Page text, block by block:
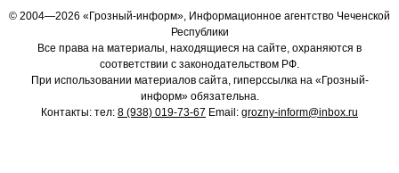
© 2004—2026 «Грозный-информ», Информационное агентство Чеченской
Республики
Все права на материалы, находящиеся на сайте, охраняются в
соответствии с законодательством РФ.
При использовании материалов сайта, гиперссылка на «Грозный-
информ» обязательна.
Контакты: тел: 8 (938) 019-73-67 Email: grozny-inform@inbox.ru